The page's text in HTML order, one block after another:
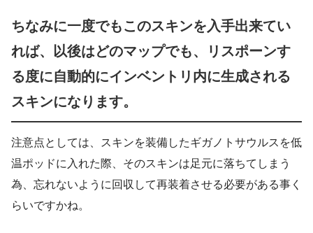
ちなみに一度でもこのスキンを入手出来てい
れば、以後はどのマップでも、リスポーンす
る度に自動的にインベントリ内に生成される
スキンになります。
注意点としては、スキンを装備したギガノトサウルスを低
温ポッドに入れた際、そのスキンは足元に落ちてしまう
為、忘れないように回収して再装着させる必要がある事く
らいですかね。